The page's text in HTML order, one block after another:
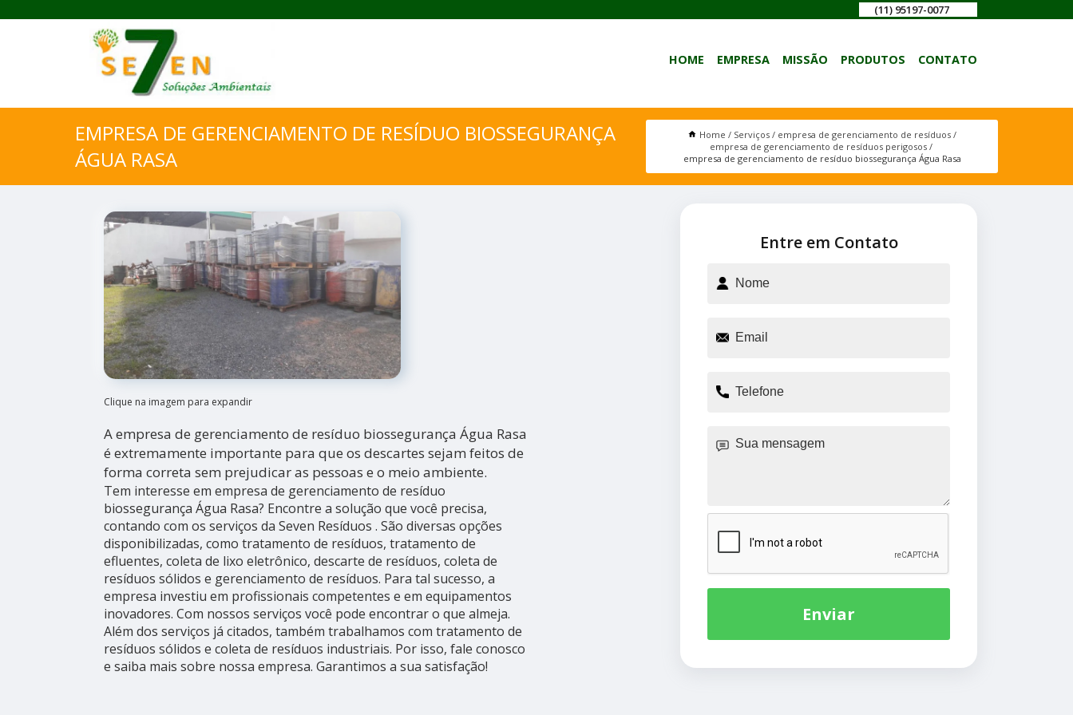
(11) 95197-0077
HOME EMPRESA MISSÃO PRODUTOS CONTATO
EMPRESA DE GERENCIAMENTO DE RESÍDUO BIOSSEGURANÇA
ÁGUA RASA
Home Serviços
empresa de gerenciamento de resíduos
empresa de gerenciamento de resíduos perigosos
empresa de gerenciamento de resíduo biossegurança Água Rasa
Clique na imagem para expandir
A empresa de gerenciamento de resíduo biossegurança Água Rasa
é extremamente importante para que os descartes sejam feitos de
forma correta sem prejudicar as pessoas e o meio ambiente.
Tem interesse em empresa de gerenciamento de resíduo
biossegurança Água Rasa? Encontre a solução que você precisa,
contando com os serviços da Seven Resíduos . São diversas opções
disponibilizadas, como tratamento de resíduos, tratamento de
efluentes, coleta de lixo eletrônico, descarte de resíduos, coleta de
resíduos sólidos e gerenciamento de resíduos. Para tal sucesso, a
empresa investiu em profissionais competentes e em equipamentos
inovadores. Com nossos serviços você pode encontrar o que almeja.
Além dos serviços já citados, também trabalhamos com tratamento de
resíduos sólidos e coleta de resíduos industriais. Por isso, fale conosco
e saiba mais sobre nossa empresa. Garantimos a sua satisfação!
Entre em Contato
Enviar